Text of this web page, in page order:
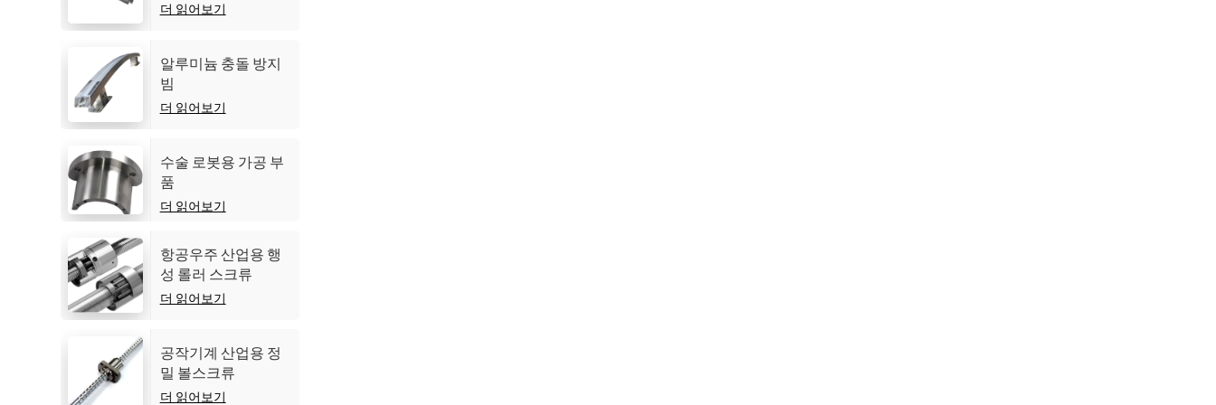
더 읽어보기
알루미늄 충돌 방지
빔
더 읽어보기
수술 로봇용 가공 부
품
더 읽어보기
항공우주 산업용 행
성 롤러 스크류
더 읽어보기
공작기계 산업용 정
밀 볼스크류
더 읽어보기